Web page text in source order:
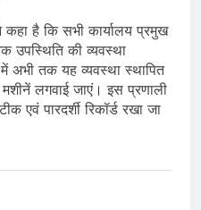
है कि सभी कार्यालय प्रमुख
उपस्थिति की व्यवस्था
अभी तक यह व्यवस्था स्थापित
मशीनें लगवाई जाएं। इस प्रणाली
एवं पारदर्शी रिकॉर्ड रखा जा